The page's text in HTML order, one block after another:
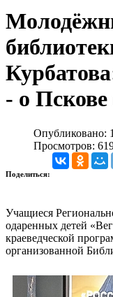
- о
Опубликовано:
Просмотров:
Поделиться:
Учащиеся
одаренных детей
краеведческой
организованной